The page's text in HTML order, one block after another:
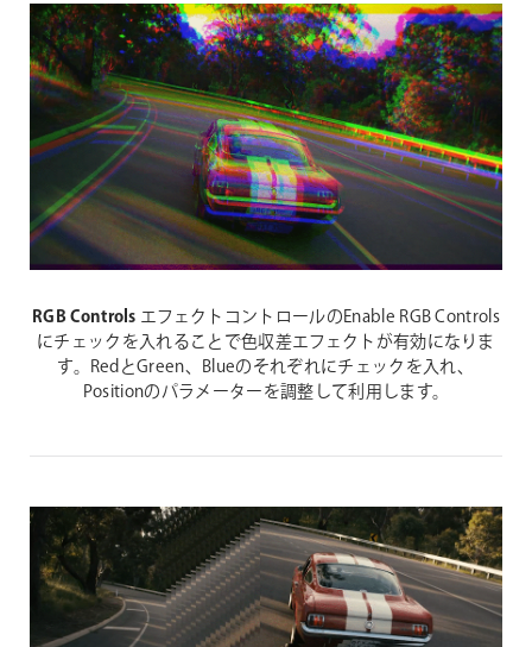
RGB Controls エフェクトコントロールのEnable RGB Controls
にチェックを入れることで色収差エフェクトが有効になりま
す。RedとGreen、Blueのそれぞれにチェックを入れ、
Positionのパラメーターを調整して利用します。